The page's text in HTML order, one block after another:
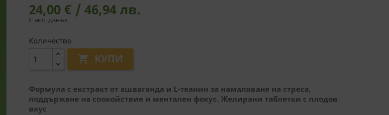
24,00 € / 46,94 лв.
С вкл. данък
Количество
 КУПИ
Формула с екстракт от ашваганда и L-теанин за намаляване на стреса,
поддържане на спокойствие и ментален фокус. Желирани таблетки с плодов
вкус